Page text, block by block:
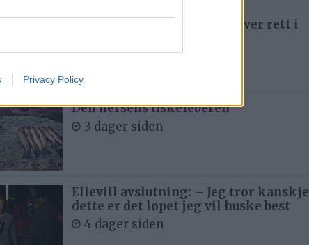
Privacy Policy
– Det var som å kjøre ti kniver rett i
5 dager siden
Den hersens fiskefeberen
3 dager siden
Ellevill avslutning: – Jeg tror kanskje
dette er det løpet jeg vil huske best
4 dager siden